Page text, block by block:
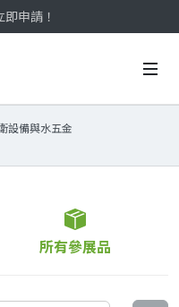
申請！
申請！
設備與水五金
所有參展品